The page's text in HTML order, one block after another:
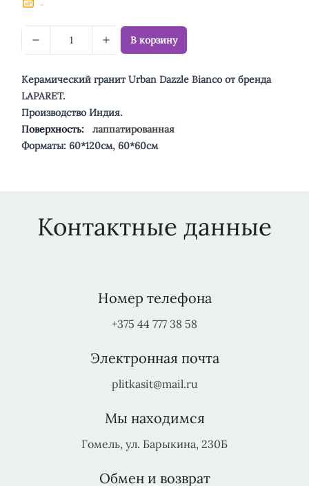
В корзину
Керамический гранит Urban Dazzle Bianco от бренда
LAPARET.
Производство Индия.
Поверхность:
лаппатированная
Форматы: 60*120см, 60*60см
Контактные данные
Номер телефона
+375 44 777 38 58
Электронная почта
plitkasit@mail.ru
Мы находимся
Гомель, ул. Барыкина, 230Б
Обмен и возврат